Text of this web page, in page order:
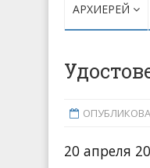
АРХИЕРЕЙ
20 апреля